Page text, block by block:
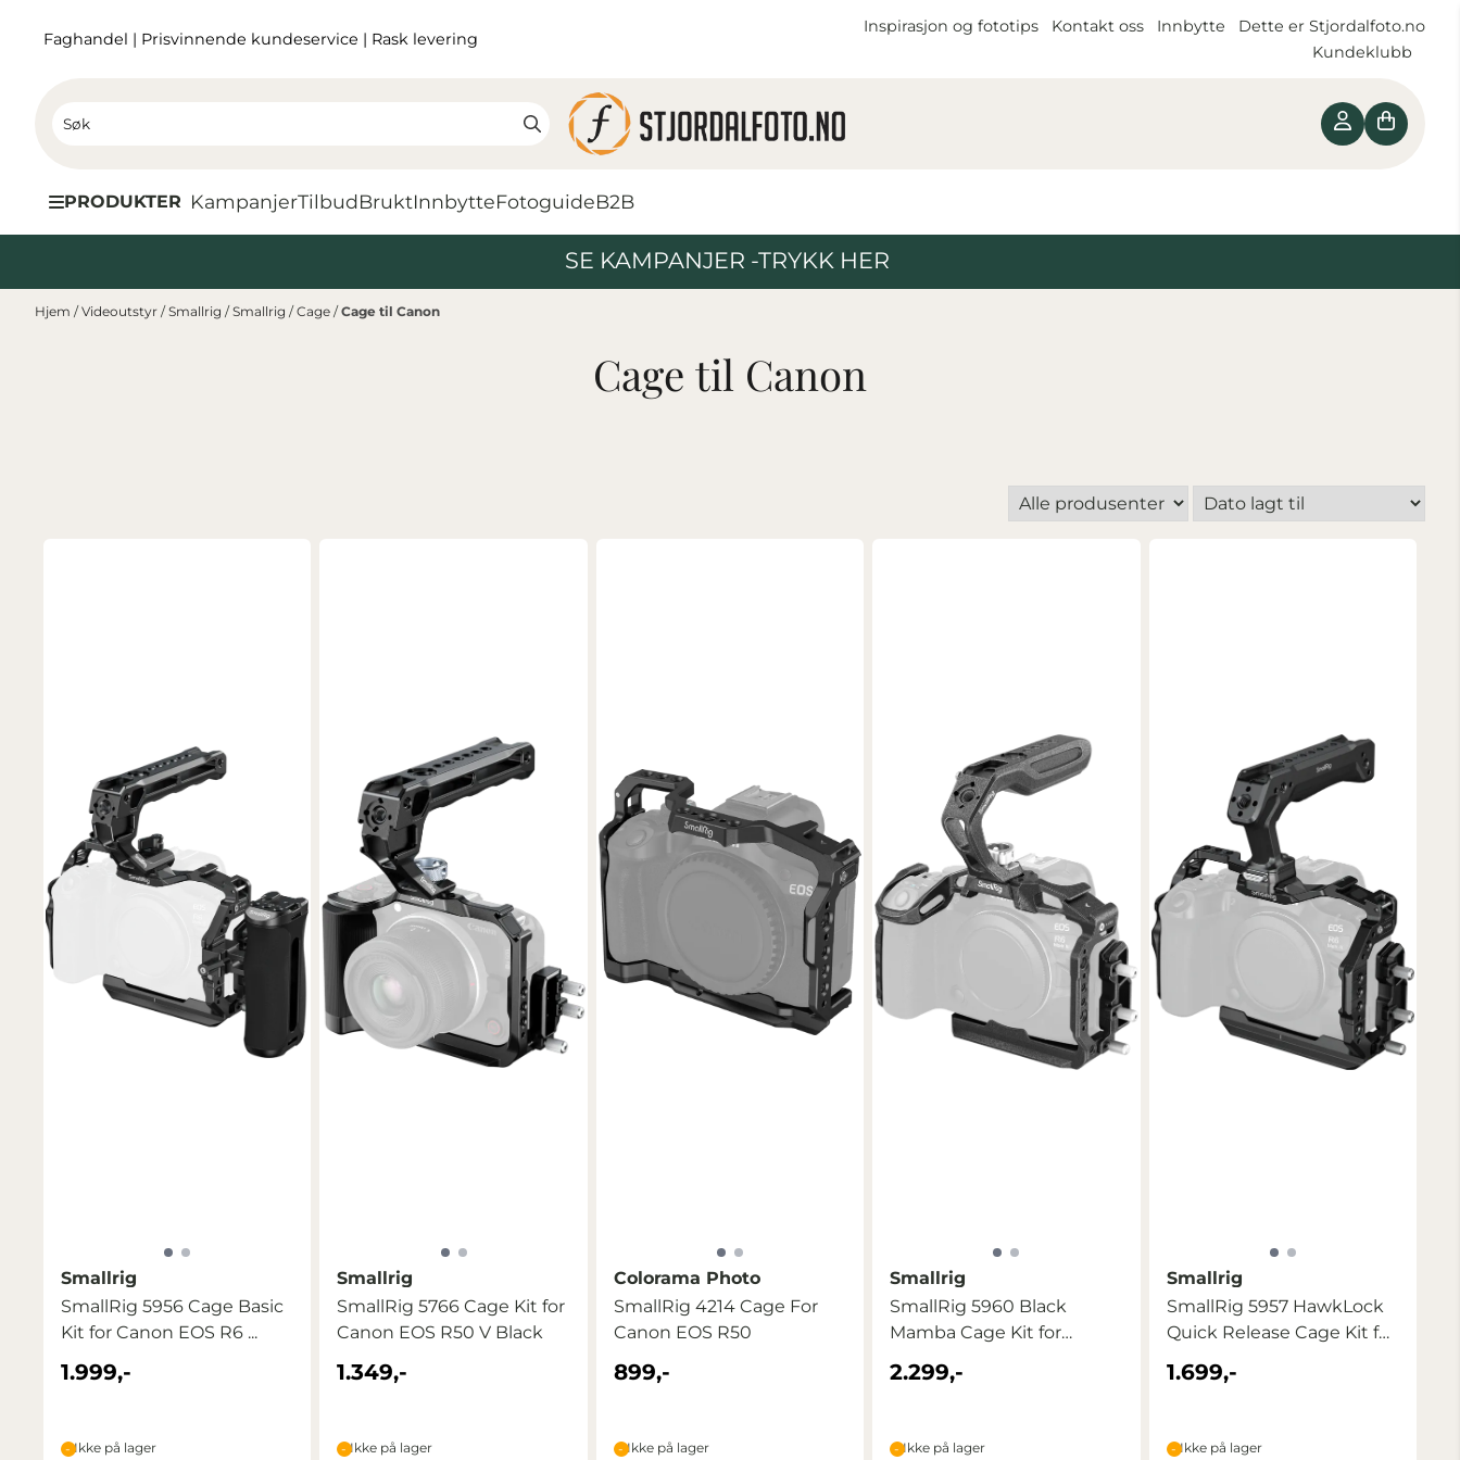
Faghandel | Prisvinnende kundeservice | Rask levering
Inspirasjon og fototips Kontakt oss Innbytte
Dette er Stjordalfoto.no
Kundeklubb
PRODUKTER KampanjerTilbudBruktInnbytteFotoguideB2B
SE KAMPANJER -TRYKK HER
Hjem /Videoutstyr /Smallrig /Smallrig /Cage /Cage til Canon
Cage til Canon
Smallrig
SmallRig 5956 Cage Basic
Kit for Canon EOS R6 ...
1.999,-
Ikke på lager
Smallrig
SmallRig 5766 Cage Kit for
Canon EOS R50 V Black
1.349,-
Ikke på lager
Colorama Photo
SmallRig 4214 Cage For
Canon EOS R50
899,-
Ikke på lager
Smallrig
SmallRig 5960 Black
Mamba Cage Kit for
Canon EOS ...
2.299,-
Ikke på lager
Smallrig
SmallRig 5957 HawkLock
Quick Release Cage Kit for
1.699,-
Ikke på lager